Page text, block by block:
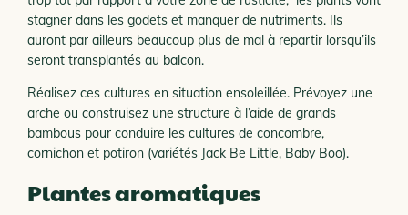
stagner dans les godets et manquer de nutriments. Ils
auront par ailleurs beaucoup plus de mal à repartir lorsqu’ils
seront transplantés au balcon.
Réalisez ces cultures en situation ensoleillée. Prévoyez une
arche ou construisez une structure à l’aide de grands
bambous pour conduire les cultures de concombre,
cornichon et potiron (variétés Jack Be Little, Baby Boo).
Plantes aromatiques